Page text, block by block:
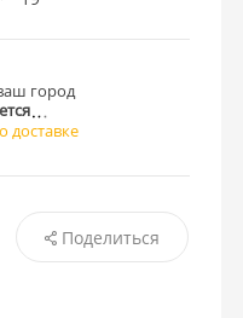
город
доставке
Поделиться